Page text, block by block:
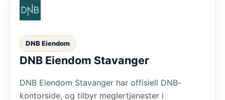
DNB Eiendom
DNB Eiendom Stavanger
DNB Eiendom Stavanger har offisiell DNB-
kontorside, og tilbyr meglertjenester i